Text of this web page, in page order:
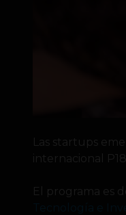
Las startups
internacional
El programa es